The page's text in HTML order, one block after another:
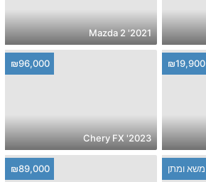
2021' Mazda 2
₪19,900
₪96,000
2023' Chery FX
משא ומתן ₪89,000